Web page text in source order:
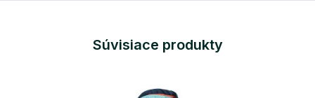
Súvisiace produkty